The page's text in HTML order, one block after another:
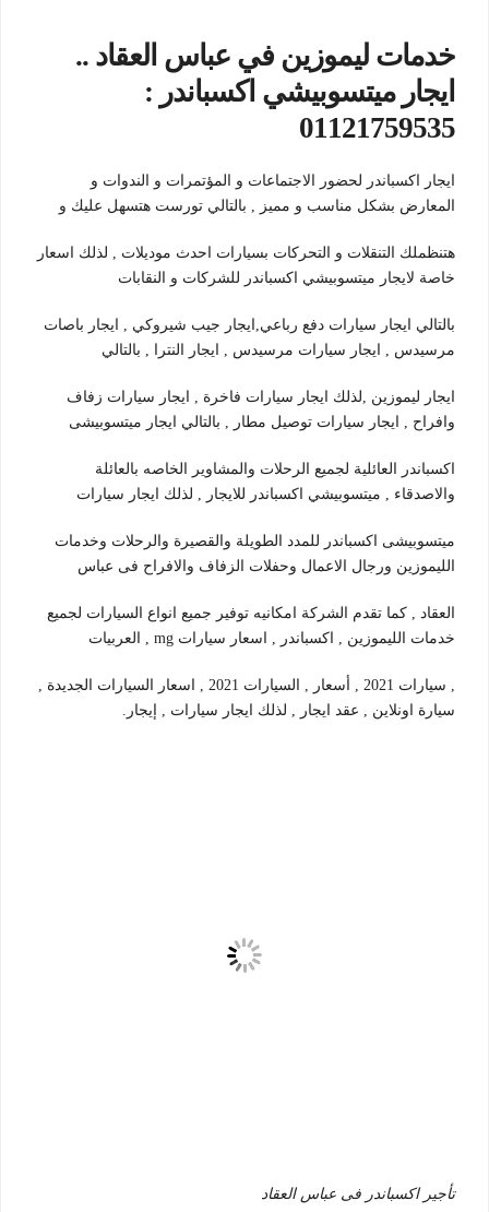
خدمات ليموزين في عباس العقاد ..
ايجار ميتسوبيشي اكسباندر :
01121759535
ايجار اكسباندر لحضور الاجتماعات و المؤتمرات و الندوات و
المعارض بشكل مناسب و مميز , بالتالي تورست هتسهل عليك و
هتنظملك التنقلات و التحركات بسيارات احدث موديلات , لذلك اسعار
خاصة لايجار ميتسوبيشي اكسباندر للشركات و النقابات
بالتالي ايجار سيارات دفع رباعي,ايجار جيب شيروكي , ايجار باصات
مرسيدس , ايجار سيارات مرسيدس , ايجار النترا , بالتالي
ايجار ليموزين ,لذلك ايجار سيارات فاخرة , ايجار سيارات زفاف
وافراح , ايجار سيارات توصيل مطار , بالتالي ايجار ميتسوبيشى
اكسباندر العائلية لجميع الرحلات والمشاوير الخاصه بالعائلة
والاصدقاء , ميتسوبيشي اكسباندر للايجار , لذلك ايجار سيارات
ميتسوبيشى اكسباندر للمدد الطويلة والقصيرة والرحلات وخدمات
الليموزين ورجال الاعمال وحفلات الزفاف والافراح فى عباس
العقاد , كما تقدم الشركة امكانيه توفير جميع انواع السيارات لجميع
خدمات الليموزين , اكسباندر , اسعار سيارات mg , العربيات
, سيارات 2021 , أسعار , السيارات 2021 , اسعار السيارات الجديدة ,
سيارة اونلاين , عقد ايجار , لذلك ايجار سيارات , إيجار.
تأجير اكسباندر فى عباس العقاد